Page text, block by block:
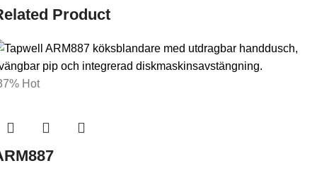
Product
Hot